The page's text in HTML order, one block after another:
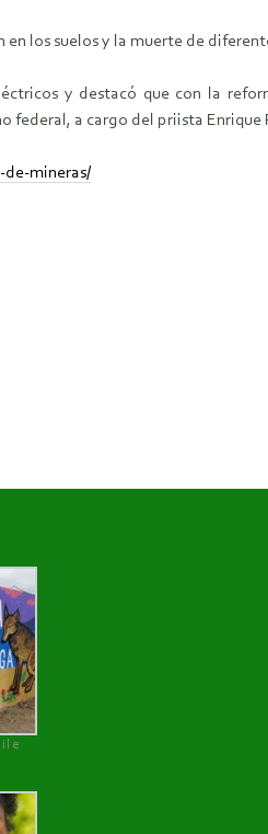
los suelos y la muerte de
y destacó que con la
federal, a cargo del priista Enrique
mineras/